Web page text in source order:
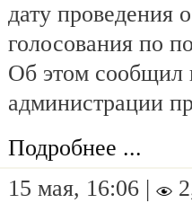
дату проведения
голосования по
Об этом сообщил
администрации
Подробнее ...
15 мая, 16:06 |